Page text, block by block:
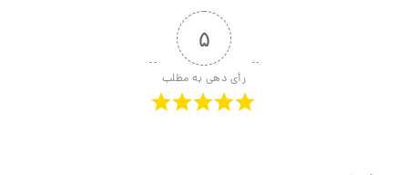
۵
رأی دهی به مطلب